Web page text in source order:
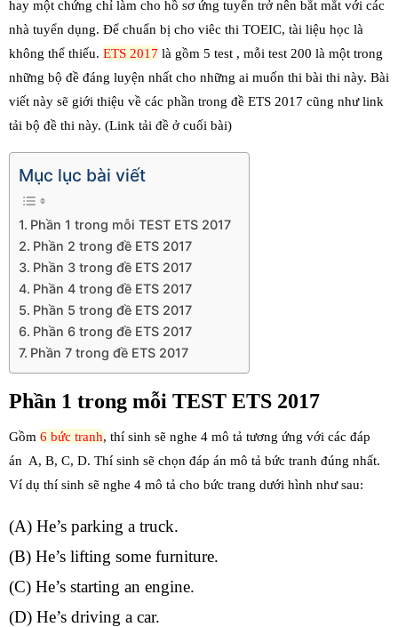
hay một chứng chỉ làm cho hồ sơ ứng tuyển trở nên bắt mắt với các
nhà tuyển dụng. Để chuẩn bị cho viêc thi TOEIC, tài liệu học là
không thể thiếu. ETS 2017 là gồm 5 test , mỗi test 200 là một trong
những bộ đề đáng luyện nhất cho những ai muốn thi bài thi này. Bài
viết này sẽ giới thiệu về các phần trong đề ETS 2017 cũng như link
tải bộ đề thi này. (Link tải đề ở cuối bài)
Mục lục bài viết
Phần 1 trong mỗi TEST ETS 2017
Phần 2 trong đề ETS 2017
Phần 3 trong đề ETS 2017
Phần 4 trong đề ETS 2017
Phần 5 trong đề ETS 2017
Phần 6 trong đề ETS 2017
Phần 7 trong đề ETS 2017
Phần 1 trong mỗi TEST ETS 2017
Gồm 6 bức tranh, thí sinh sẽ nghe 4 mô tả tương ứng với các đáp
án A, B, C, D. Thí sinh sẽ chọn đáp án mô tả bức tranh đúng nhất.
Ví dụ thí sinh sẽ nghe 4 mô tả cho bức trang dưới hình như sau:
(A) He’s parking a truck.
(B) He’s lifting some furniture.
(C) He’s starting an engine.
(D) He’s driving a car.